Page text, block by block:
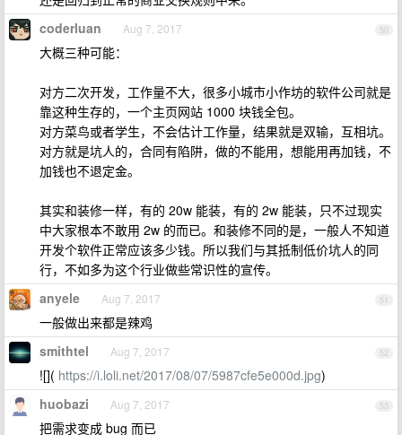
50
coderluan Aug 7, 2017
大概三种可能：
对方二次开发，工作量不大，很多小城市小作坊的软件公司就是
靠这种生存的，一个主页网站 1000 块钱全包。
对方菜鸟或者学生，不会估计工作量，结果就是双输，互相坑。
对方就是坑人的，合同有陷阱，做的不能用，想能用再加钱，不
加钱也不退定金。
其实和装修一样，有的 20w 能装，有的 2w 能装，只不过现实
中大家根本不敢用 2w 的而已。和装修不同的是，一般人不知道
开发个软件正常应该多少钱。所以我们与其抵制低价坑人的同
行，不如多为这个行业做些常识性的宣传。
51
anyele Aug 7, 2017
一般做出来都是辣鸡
52
smithtel Aug 7, 2017
![]( https://i.loli.net/2017/08/07/5987cfe5e000d.jpg)
53
huobazi Aug 7, 2017
把需求变成 bug 而已